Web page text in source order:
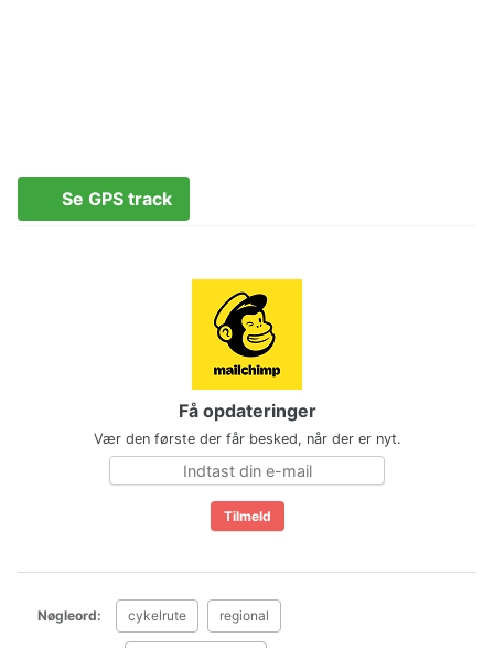
Se GPS track
Få opdateringer
Vær den første der får besked, når der er nyt.
Nøgleord: cykelrute regional